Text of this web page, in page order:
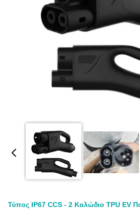
Τύπος IP67 CCS - 2 Καλώδιο TPU EV